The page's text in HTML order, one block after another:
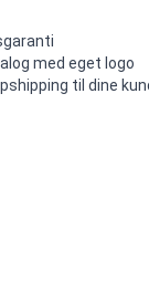
med eget logo
til dine